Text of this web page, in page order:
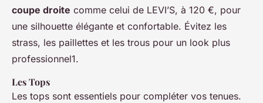
coupe droite comme celui de LEVI’S, à 120 €, pour
une silhouette élégante et confortable. Évitez les
strass, les paillettes et les trous pour un look plus
professionnel1.
Les Tops
Les tops sont essentiels pour compléter vos tenues.